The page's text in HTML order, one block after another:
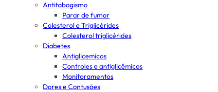
Antitabagismo
Parar de fumar
Colesterol e Triglicérides
Colesterol triglicérides
Diabetes
Antiglicemicos
Controles e antiglicêmicos
Monitoramentos
Dores e Contusões